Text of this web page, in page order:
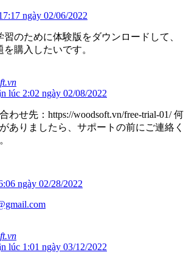
ngày 02/06/2022
習のために体験版をダウンロードして、
購入したいです。
lúc 2:02 ngày 02/08/2022
わせ先：https://woodsoft.vn/free-trial-01/ 何
ありましたら、サポートの前にご連絡く
ngày 02/28/2022
lúc 1:01 ngày 03/12/2022